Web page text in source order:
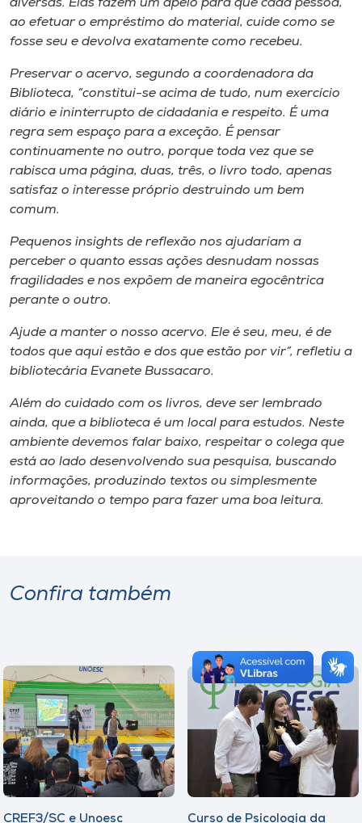
diversas. Elas fazem um apelo para que cada pessoa,
ao efetuar o empréstimo do material, cuide como se
fosse seu e devolva exatamente como recebeu.
Preservar o acervo, segundo a coordenadora da
Biblioteca, “constitui-se acima de tudo, num exercício
diário e ininterrupto de cidadania e respeito. É uma
regra sem espaço para a exceção. É pensar
continuamente no outro, porque toda vez que se
rabisca uma página, duas, três, o livro todo, apenas
satisfaz o interesse próprio destruindo um bem
comum.
Pequenos insights de reflexão nos ajudariam a
perceber o quanto essas ações desnudam nossas
fragilidades e nos expõem de maneira egocêntrica
perante o outro.
Ajude a manter o nosso acervo. Ele é seu, meu, é de
todos que aqui estão e dos que estão por vir”, refletiu a
bibliotecária Evanete Bussacaro.
Além do cuidado com os livros, deve ser lembrado
ainda, que a biblioteca é um local para estudos. Neste
ambiente devemos falar baixo, respeitar o colega que
está ao lado desenvolvendo sua pesquisa, buscando
informações, produzindo textos ou simplesmente
aproveitando o tempo para fazer uma boa leitura.
Confira também
CREF3/SC e Unoesc Curso de Psicologia da